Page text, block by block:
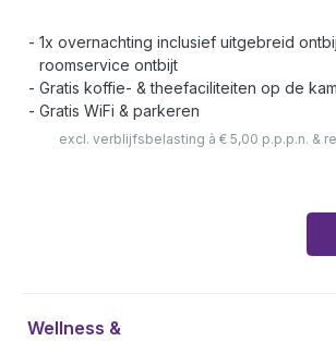
1x overnachting inclusief uitgebreid
roomservice ontbijt
Gratis koffie- & theefaciliteiten op de
Gratis WiFi & parkeren
excl. verblijfsbelasting à € 5,00 p.p.p.n. &
Wellness &